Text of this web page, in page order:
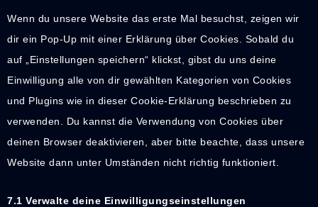
Wenn du unsere Website das erste Mal besuchst, zeigen wir
dir ein Pop-Up mit einer Erklärung über Cookies. Sobald du
auf „Einstellungen speichern“ klickst, gibst du uns deine
Einwilligung alle von dir gewählten Kategorien von Cookies
und Plugins wie in dieser Cookie-Erklärung beschrieben zu
verwenden. Du kannst die Verwendung von Cookies über
deinen Browser deaktivieren, aber bitte beachte, dass unsere
Website dann unter Umständen nicht richtig funktioniert.
7.1 Verwalte deine Einwilligungseinstellungen